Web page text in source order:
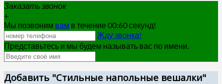
Заказать звонок
+
Мы позвоним вам в течение 00:60секунд!
Жду звонка!
Представьтесь и мы будем называть вас по имени.
Добавить "Стильные напольные вешалки"